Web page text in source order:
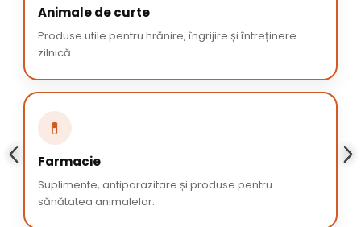
Animale de curte
Produse utile pentru hrănire, îngrijire și întreținere
zilnică.
💊
Farmacie
Suplimente, antiparazitare și produse pentru
sănătatea animalelor.